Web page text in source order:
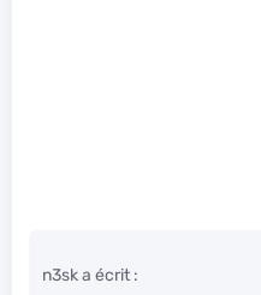
n3sk a écrit :